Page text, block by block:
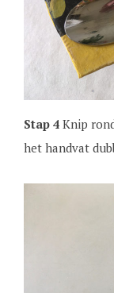
Stap 4 Knip
het handvat